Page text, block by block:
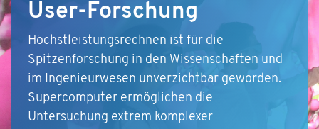
User-Forschung
Höchstleistungsrechnen ist für die
Spitzenforschung in den Wissenschaften und
im Ingenieurwesen unverzichtbar geworden.
Supercomputer ermöglichen die
Untersuchung extrem komplexer